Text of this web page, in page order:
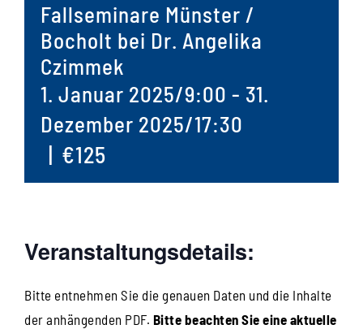
Fallseminare Münster /
Bocholt bei Dr. Angelika
Czimmek
1. Januar 2025/9:00 - 31.
Dezember 2025/17:30
| €125
Veranstaltungsdetails:
Bitte entnehmen Sie die genauen Daten und die Inhalte
der anhängenden PDF. Bitte beachten Sie eine aktuelle